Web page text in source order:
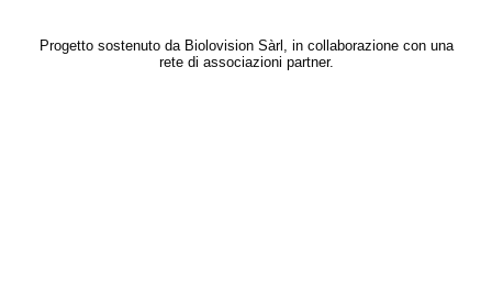
Progetto sostenuto da Biolovision Sàrl, in collaborazione con una
rete di associazioni partner.